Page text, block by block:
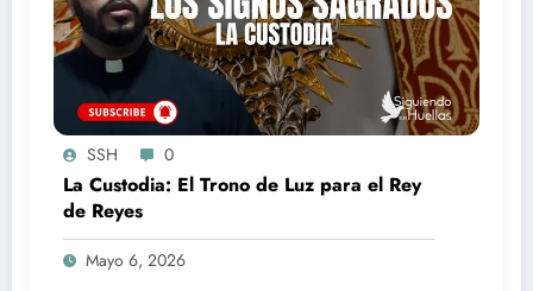
SSH 0
La Custodia: El Trono de Luz para el Rey
de Reyes
Mayo 6, 2026